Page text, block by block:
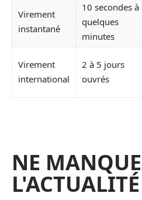
Virement
instantané
10 secondes à
quelques
minutes
Virement
international
2 à 5 jours
ouvrés
NE
L'ACTUALITÉ